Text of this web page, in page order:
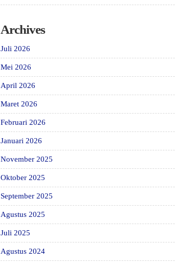
Archives
Juli 2026
Mei 2026
April 2026
Maret 2026
Februari 2026
Januari 2026
November 2025
Oktober 2025
September 2025
Agustus 2025
Juli 2025
Agustus 2024